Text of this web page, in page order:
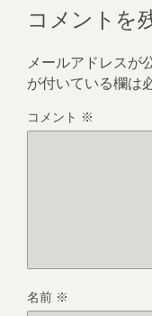
コメントを
メールアドレスが
が付いている欄は
コメント ※
名前 ※